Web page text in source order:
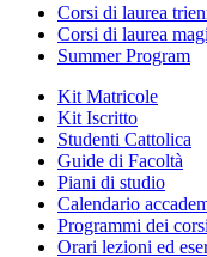
Corsi di laurea
Corsi di laurea
Summer Program
Kit Matricole
Kit Iscritto
Studenti Cattolica
Guide di Facoltà
Piani di studio
Calendario
Programmi dei
Orari lezioni ed